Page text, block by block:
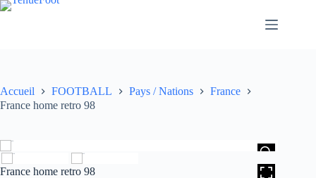
Passer
Accueil FOOTBALL Pays / Nations
France
France home retro 98
France home retro 98